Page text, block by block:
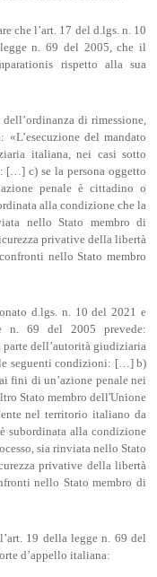
che l’art. 17 del d.lgs. n. 10
n. 69 del 2005, che il
rispetto alla sua
di rimessione,
del mandato
italiana, nei casi sotto
[…] c) se la persona oggetto
penale è cittadino o
alla condizione che la
nello Stato membro di
privative della libertà
nello Stato membro
d.lgs. n. 10 del 2021 e
n. 69 del 2005 prevede:
parte dell’autorità giudiziaria
seguenti condizioni: […] b)
fini di un’azione penale nei
Stato membro dell'Unione
nel territorio italiano da
subordinata alla condizione
sia rinviata nello Stato
privative della libertà
nello Stato membro di
19 della legge n. 69 del
d’appello italiana: